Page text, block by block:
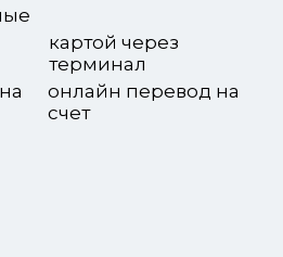
картой через
терминал
онлайн перевод на
счет